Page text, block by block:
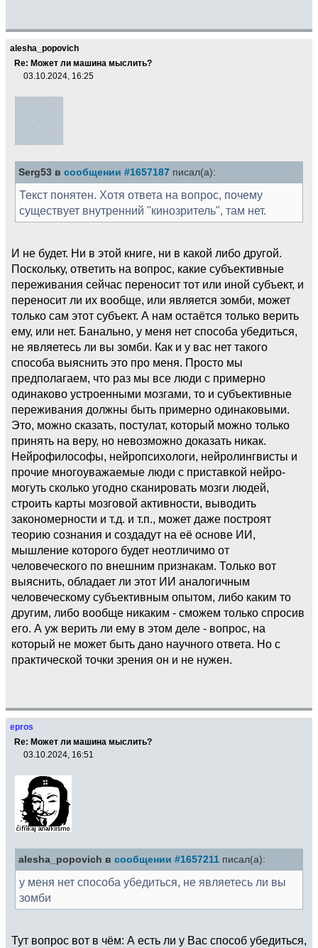
alesha_popovich
Re: Может ли машина мыслить?
03.10.2024, 16:25
Serg53 в сообщении #1657187 писал(а):
Текст понятен. Хотя ответа на вопрос, почему
существует внутренний "кинозритель", там нет.
И не будет. Ни в этой книге, ни в какой либо другой.
Поскольку, ответить на вопрос, какие субъективные
переживания сейчас переносит тот или иной субъект, и
переносит ли их вообще, или является зомби, может
только сам этот субъект. А нам остаётся только верить
ему, или нет. Банально, у меня нет способа убедиться,
не являетесь ли вы зомби. Как и у вас нет такого
способа выяснить это про меня. Просто мы
предполагаем, что раз мы все люди с примерно
одинаково устроенными мозгами, то и субъективные
переживания должны быть примерно одинаковыми.
Это, можно сказать, постулат, который можно только
принять на веру, но невозможно доказать никак.
Нейрофилософы, нейропсихологи, нейролингвисты и
прочие многоуважаемые люди с приставкой нейро-
могуть сколько угодно сканировать мозги людей,
строить карты мозговой активности, выводить
закономерности и т.д. и т.п., может даже построят
теорию сознания и создадут на её основе ИИ,
мышление которого будет неотличимо от
человеческого по внешним признакам. Только вот
выяснить, обладает ли этот ИИ аналогичным
человеческому субъективным опытом, либо каким то
другим, либо вообще никаким - сможем только спросив
его. А уж верить ли ему в этом деле - вопрос, на
который не может быть дано научного ответа. Но с
практической точки зрения он и не нужен.
epros
Re: Может ли машина мыслить?
03.10.2024, 16:51
alesha_popovich в сообщении #1657211 писал(а):
у меня нет способа убедиться, не являетесь ли вы
зомби
Тут вопрос вот в чём: А есть ли у Вас способ убедиться,